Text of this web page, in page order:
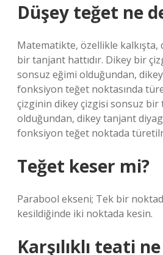
Düşey teğet ne
Matematikte, özellikle
bir tanjant hattıdır. Dikey bir
sonsuz eğimi olduğundan,
fonksiyon teğet noktasında
çizginin dikey çizgisi sonsuz bir
olduğundan, dikey tanjant
fonksiyon teğet noktada
Teğet keser mi?
Parabool ekseni; Tek bir
kesildiğinde iki noktada kesin.
Karşılıklı teati